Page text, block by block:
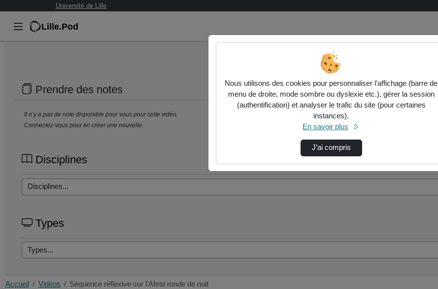
Université de Lille
Lille.Pod
Prendre des notes
Il n’y a pas de note disponible pour vous pour cette vidéo.
Connectez-vous pour en créer une nouvelle.
Disciplines
Types
Accueil Vidéos Séquence réflexive sur l'Afest ronde de nuit
Nous utilisons des cookies pour personnaliser l’affichage (barre de
menu de droite, mode sombre ou dyslexie etc.), gérer la session
(authentification) et analyser le trafic du site (pour certaines
instances).
En savoir plus
J’ai compris